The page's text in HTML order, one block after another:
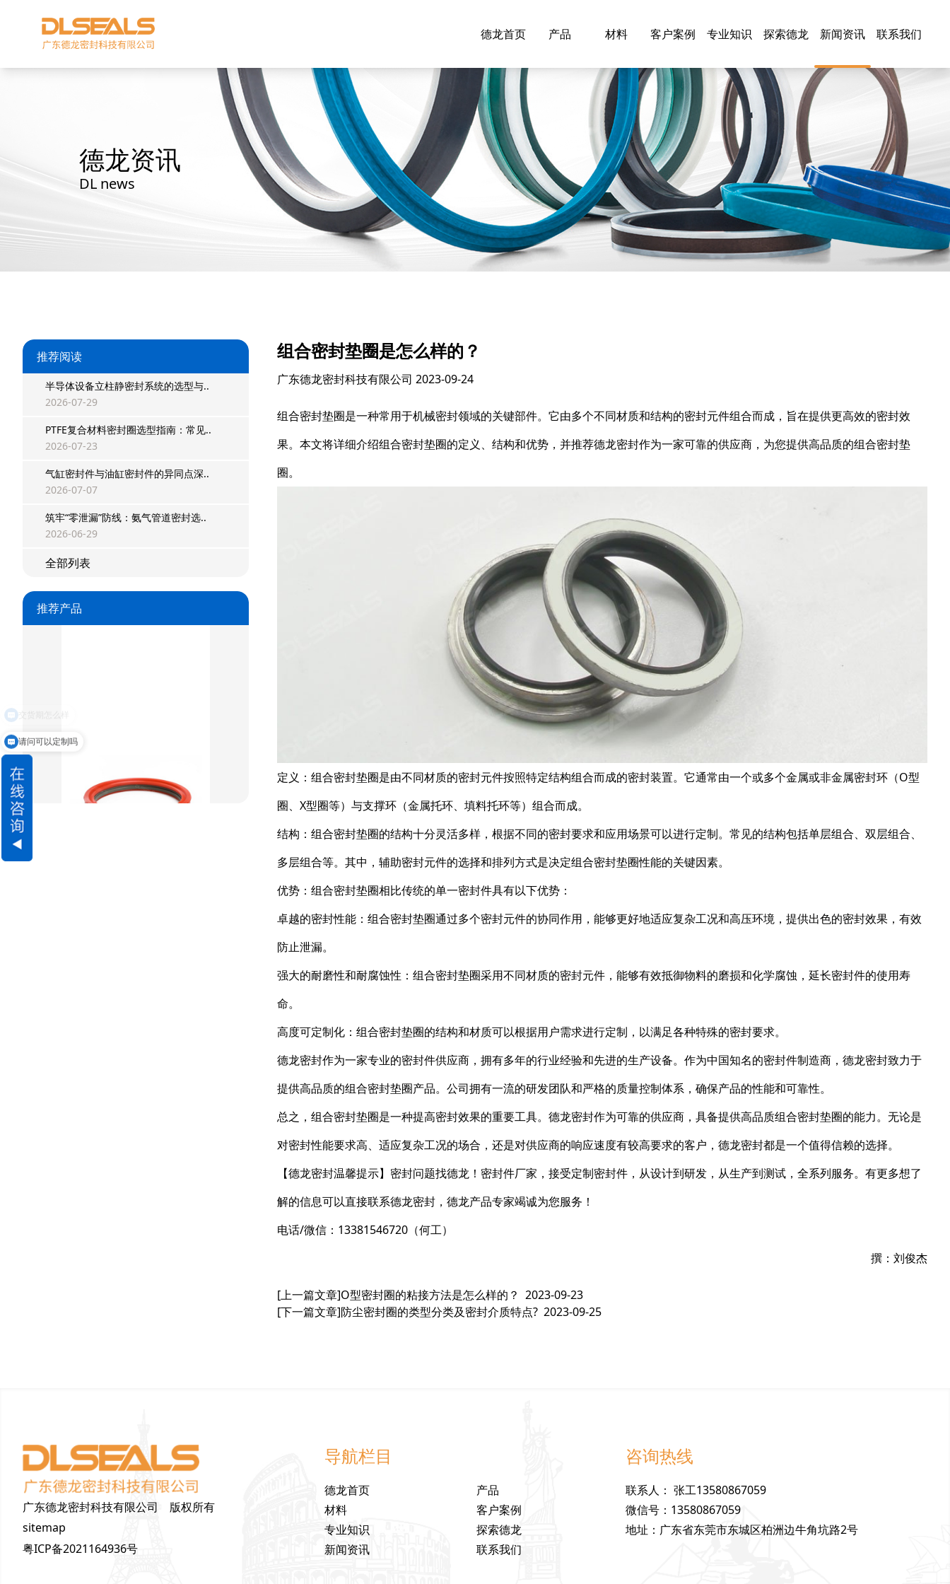
德龙首页 产品 材料 客户案例 专业知识 探索德龙 新闻资讯 联系我们
德龙资讯
DL news
推荐阅读
半导体设备立柱静密封系统的选型与..
2026-07-29
PTFE复合材料密封圈选型指南：常见..
2026-07-23
气缸密封件与油缸密封件的异同点深..
2026-07-07
筑牢“零泄漏”防线：氨气管道密封选..
2026-06-29
全部列表
推荐产品
双唇同轴密封
组合密封
星型双O组合
组合密封垫圈是怎么样的？
广东德龙密封科技有限公司 2023-09-24
组合密封垫圈是一种常用于机械密封领域的关键部件。它由多个不同材质和结构的密封元件组合而成，旨在提供更高效的密封效
果。本文将详细介绍组合密封垫圈的定义、结构和优势，并推荐德龙密封作为一家可靠的供应商，为您提供高品质的组合密封垫
圈。
定义：组合密封垫圈是由不同材质的密封元件按照特定结构组合而成的密封装置。它通常由一个或多个金属或非金属密封环（O型
圈、X型圈等）与支撑环（金属托环、填料托环等）组合而成。
结构：组合密封垫圈的结构十分灵活多样，根据不同的密封要求和应用场景可以进行定制。常见的结构包括单层组合、双层组合、
多层组合等。其中，辅助密封元件的选择和排列方式是决定组合密封垫圈性能的关键因素。
优势：组合密封垫圈相比传统的单一密封件具有以下优势：
卓越的密封性能：组合密封垫圈通过多个密封元件的协同作用，能够更好地适应复杂工况和高压环境，提供出色的密封效果，有效
防止泄漏。
强大的耐磨性和耐腐蚀性：组合密封垫圈采用不同材质的密封元件，能够有效抵御物料的磨损和化学腐蚀，延长密封件的使用寿
命。
高度可定制化：组合密封垫圈的结构和材质可以根据用户需求进行定制，以满足各种特殊的密封要求。
德龙密封作为一家专业的密封件供应商，拥有多年的行业经验和先进的生产设备。作为中国知名的密封件制造商，德龙密封致力于
提供高品质的组合密封垫圈产品。公司拥有一流的研发团队和严格的质量控制体系，确保产品的性能和可靠性。
总之，组合密封垫圈是一种提高密封效果的重要工具。德龙密封作为可靠的供应商，具备提供高品质组合密封垫圈的能力。无论是
对密封性能要求高、适应复杂工况的场合，还是对供应商的响应速度有较高要求的客户，德龙密封都是一个值得信赖的选择。
【德龙密封温馨提示】密封问题找德龙！密封件厂家，接受定制密封件，从设计到研发，从生产到测试，全系列服务。有更多想了
解的信息可以直接联系德龙密封，德龙产品专家竭诚为您服务！
电话/微信：13381546720（何工）
撰：刘俊杰
[上一篇文章]O型密封圈的粘接方法是怎么样的？ 2023-09-23
[下一篇文章]防尘密封圈的类型分类及密封介质特点? 2023-09-25
广东德龙密封科技有限公司 版权所有
sitemap
粤ICP备2021164936号
导航栏目
德龙首页
产品
材料
客户案例
专业知识
探索德龙
新闻资讯
联系我们
咨询热线
联系人 ：张工13580867059
微信号 ： 13580867059
地址 ： 广东省东莞市东城区柏洲边牛角坑路2号
请问可以定制吗